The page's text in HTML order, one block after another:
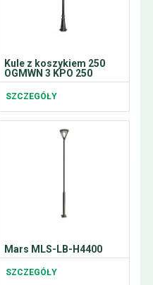
Kule z koszykiem 250
OGMWN 3 KPO 250
SZCZEGÓŁY
Mars MLS-LB-H4400
SZCZEGÓŁY